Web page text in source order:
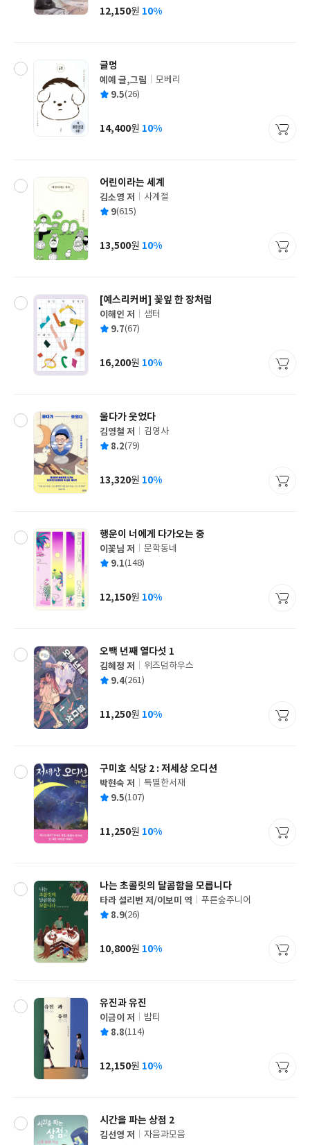
사
가
12,150원 10%
글멍
글
쓴
예예 글,그림
출
사
모베리
평 9.5(26)
가
14,400원 10%
어린이라는 세계
글
쓴
김소영 저
출
사
사계절
평 9(615)
가
13,500원 10%
[예스리커버] 꽃잎 한 장처럼
글
쓴
이해인 저
출
사
샘터
평 9.7(67)
가
16,200원 10%
울다가 웃었다
글
쓴
김영철 저
출
사
김영사
평 8.2(79)
가
13,320원 10%
행운이 너에게 다가오는 중
글
쓴
이꽃님 저
출
사
문학동네
평 9.1(148)
가
12,150원 10%
오백 년째 열다섯 1
글
쓴
김혜정 저
출
사
위즈덤하우스
평 9.4(261)
가
11,250원 10%
구미호 식당 2 : 저세상 오디션
글
쓴
박현숙 저
출
사
특별한서재
평 9.5(107)
가
11,250원 10%
나는 초콜릿의 달콤함을 모릅니다
글
쓴
타라 설리번 저/이보미 역
출
사
푸른숲주니어
평 8.9(26)
가
10,800원 10%
유진과 유진
글
쓴
이금이 저
출
사
밤티
평 8.8(114)
가
12,150원 10%
시간을 파는 상점 2
글
김선영 저
자음과모음